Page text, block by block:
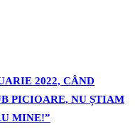
2022, CÂND
PICIOARE, NU ȘTIAM
MINE!”